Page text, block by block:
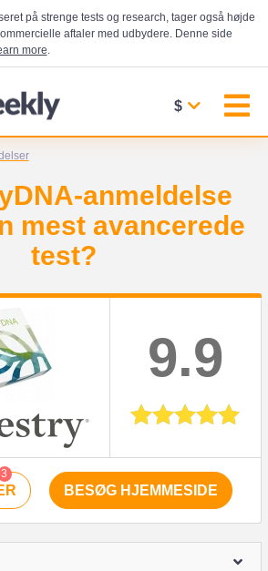
på strenge tests og research, tager også højde
aftaler med udbydere. Denne side
more.
$
anmeldelse
mest avancerede
test?
9.9
3
BESØG HJEMMESIDE